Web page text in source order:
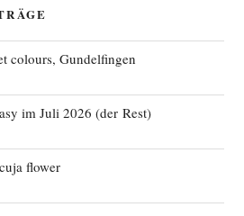
colours, Gundelfingen
im Juli 2026 (der Rest)
flower